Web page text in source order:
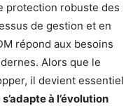
protection robuste des
de gestion et en
répond aux besoins
Alors que le
il devient essentiel
à l’évolution